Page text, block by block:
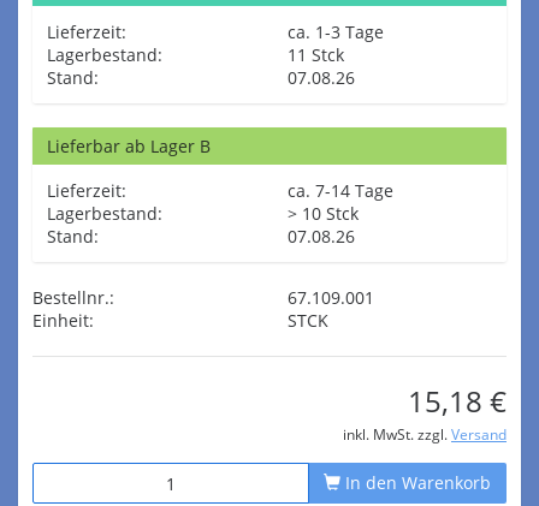
Lieferzeit:
ca. 1-3 Tage
Lagerbestand:
11 Stck
Stand:
07.08.26
Lieferbar ab Lager B
Lieferzeit:
ca. 7-14 Tage
Lagerbestand:
> 10 Stck
Stand:
07.08.26
Bestellnr.:
67.109.001
Einheit:
STCK
15,18 €
inkl. MwSt. zzgl. Versand
In den Warenkorb